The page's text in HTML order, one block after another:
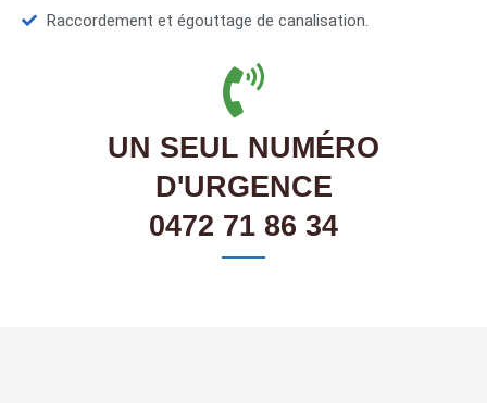
Raccordement et égouttage de canalisation.
UN SEUL NUMÉRO
D'URGENCE
0472 71 86 34